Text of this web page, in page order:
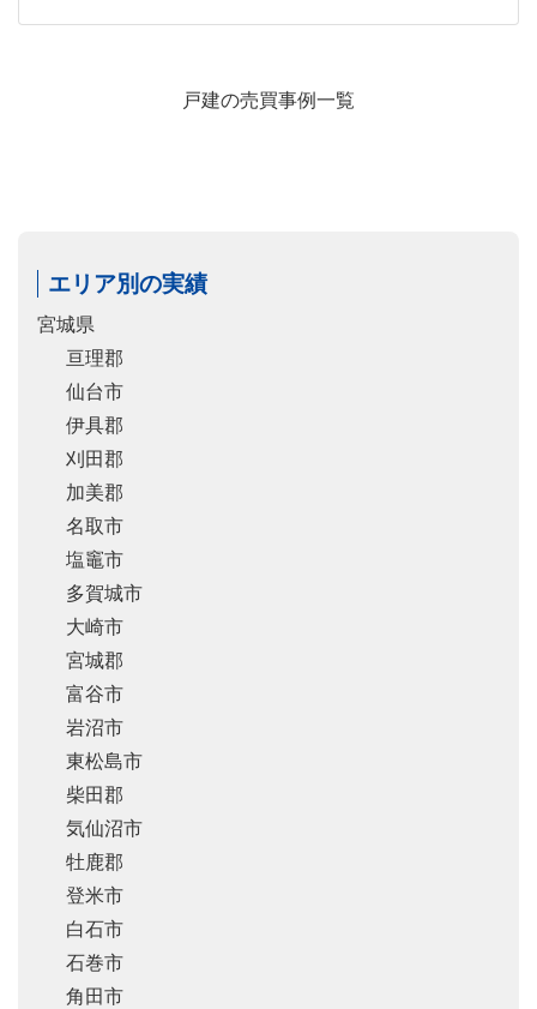
戸建の売買事例一覧
エリア別の実績
宮城県
亘理郡
仙台市
伊具郡
刈田郡
加美郡
名取市
塩竈市
多賀城市
大崎市
宮城郡
富谷市
岩沼市
東松島市
柴田郡
気仙沼市
牡鹿郡
登米市
白石市
石巻市
角田市